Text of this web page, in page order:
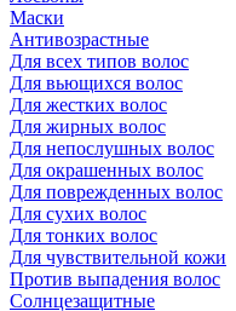
Маски
Антивозрастные
Для всех типов волос
Для вьющихся волос
Для жестких волос
Для жирных волос
Для непослушных волос
Для окрашенных волос
Для поврежденных волос
Для сухих волос
Для тонких волос
Для чувствительной кожи
Против выпадения волос
Солнцезащитные